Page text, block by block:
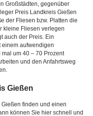
Großstädten, gegenüber
Preis Landkreis Gießen
der Fliesen bzw. Platten die
kleine Fliesen verlegen
auch der Preis. Ein
einem aufwendigen
um 40 – 70 Prozent
und den Anfahrtsweg
Gießen
finden und einen
können Sie hier schnell und